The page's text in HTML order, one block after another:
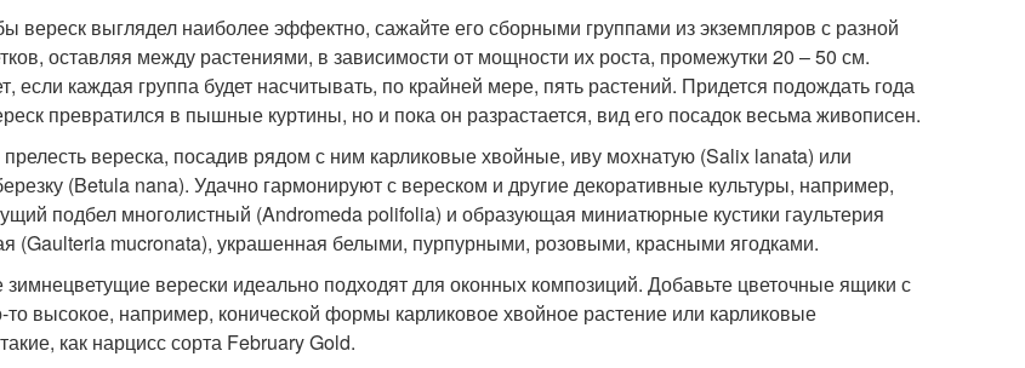
вереск выглядел наиболее эффектно, сажайте его сборными группами из экземпляров с разной
оставляя между растениями, в зависимости от мощности их роста, промежутки 20 – 50 см.
если каждая группа будет насчитывать, по крайней мере, пять растений. Придется подождать года
превратился в пышные куртины, но и пока он разрастается, вид его посадок весьма живописен.
вереска, посадив рядом с ним карликовые хвойные, иву мохнатую (Salix lanata) или
(Betula nana). Удачно гармонируют с вереском и другие декоративные культуры, например,
подбел многолистный (Andromeda polifolia) и образующая миниатюрные кустики гаультерия
(Gaulteria mucronata), украшенная белыми, пурпурными, розовыми, красными ягодками.
верески идеально подходят для оконных композиций. Добавьте цветочные ящики с
то высокое, например, конической формы карликовое хвойное растение или карликовые
как нарцисс сорта February Gold.